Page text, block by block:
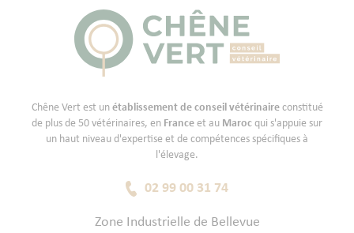
Chêne Vert est un établissement de conseil vétérinaireconstitué
de plus de 50 vétérinaires, en France et au Maroc qui s'appuie sur
un haut niveau d'expertise et de compétences spécifiques à
l'élevage.
02 99 00 31 74
Zone Industrielle de Bellevue